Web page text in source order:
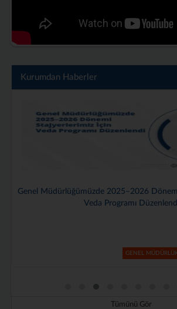
Kurumdan Haberler
Genel Müdürlüğümüzde 2025–2026
Veda Programı
GENEL
Tümünü Gör